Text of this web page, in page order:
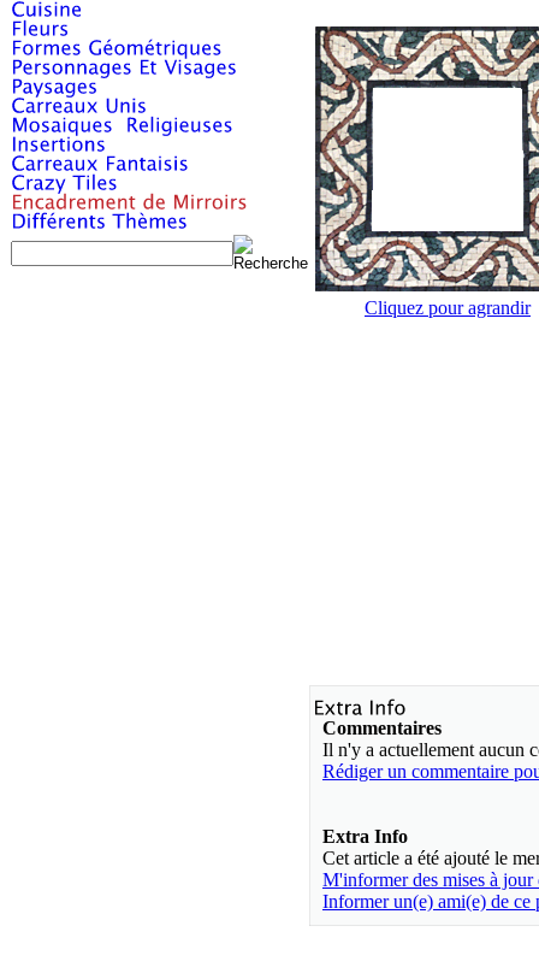
Cliquez pour agrandir
Commentaires
Il n'y a actuellement aucun
Rédiger un commentaire
Extra Info
Cet article a été ajouté le
M'informer des mises à
Informer un(e) ami(e) de ce